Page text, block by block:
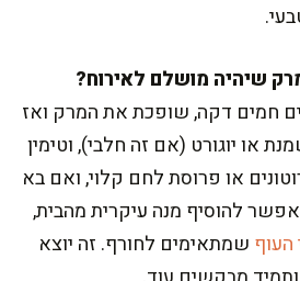
חמים דקה, שופכת את המרק ואז
או יוגורט (אם זה חלבי), וטימין
או פרוסת לחם קלוי, ואם בא
להוסיף מנה עיקרית מהבית,
העוף שמתאימים לחורף. זה יוצא